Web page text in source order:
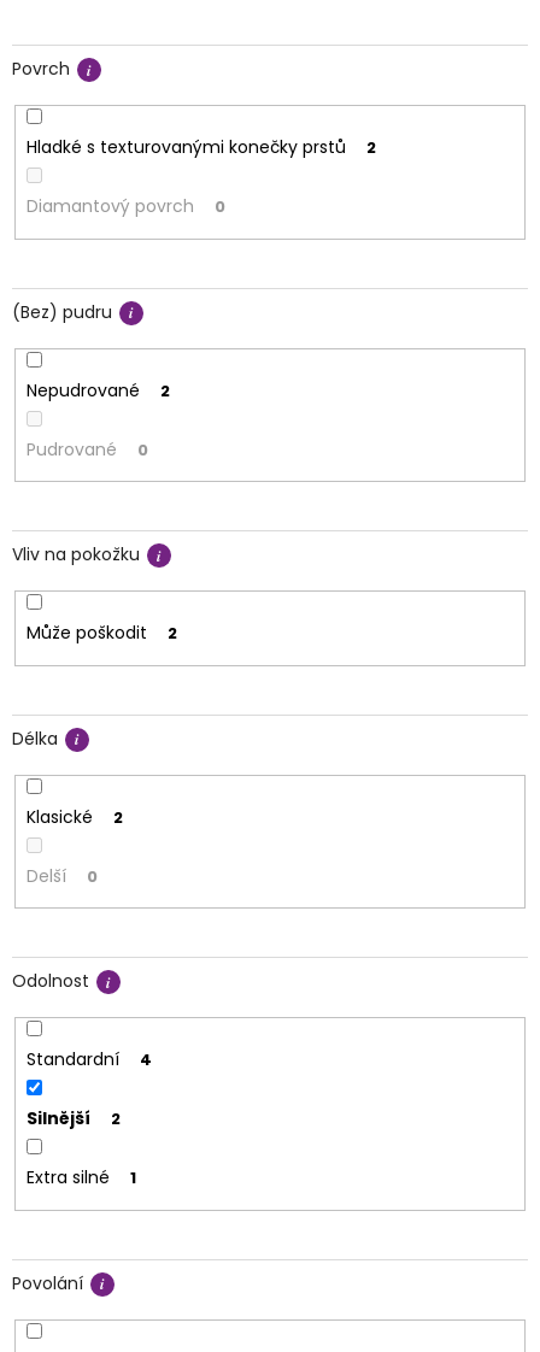
Povrch
Hladké s texturovanými konečky prstů 2
Diamantový povrch 0
(Bez) pudru
Nepudrované 2
Pudrované 0
Vliv na pokožku
Může poškodit 2
Délka
Klasické 2
Delší 0
Odolnost
Standardní 4
Silnější 2
Extra silné 1
Povolání